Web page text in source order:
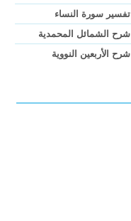
تفسير سورة النساء
شرح الشمائل المحمدية
شرح الأربعين النووية